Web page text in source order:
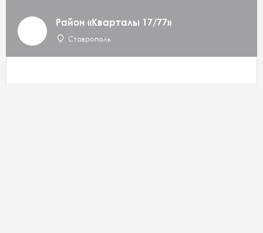
Район «Кварталы 17/77»
Ставрополь